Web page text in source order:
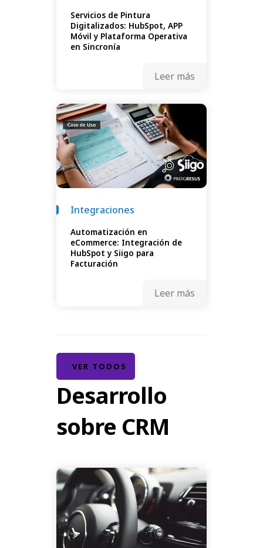
Servicios de Pintura
Digitalizados: HubSpot, APP
Móvil y Plataforma Operativa
en Sincronía
Leer más
Integraciones
Automatización en
eCommerce: Integración de
HubSpot y Siigo para
Facturación
Leer más
VER TODOS
Desarrollo
sobre CRM